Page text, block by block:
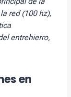
red (100 hz),
entrehierro,
en